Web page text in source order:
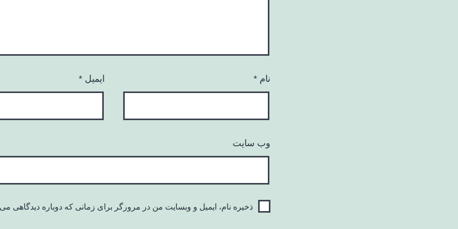
نام * ایمیل *
وب‌ سایت
ذخیره نام، ایمیل و وبسایت من در مرورگر برای زمانی که دوباره دیدگاهی